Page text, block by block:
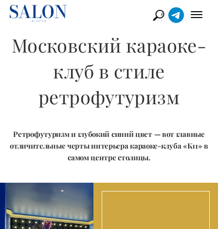
Московский караоке-
клуб в стиле
ретрофутуризм
Ретрофутуризм и глубокий синий цвет — вот главные
отличительные черты интерьера караоке-клуба «К11» в
самом центре столицы.